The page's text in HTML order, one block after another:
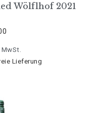
Wölflhof 2021
Lieferung